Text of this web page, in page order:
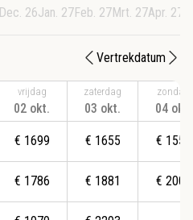
Dec. 26Jan. 27Feb. 27Mrt. 27Apr. 27
Vertrekdatum
vrijdag
02 okt.
€ 1699
€ 1786
zaterdag
03 okt.
€ 1655
€ 1881
zondag
04 okt.
€ 1558
€ 2002